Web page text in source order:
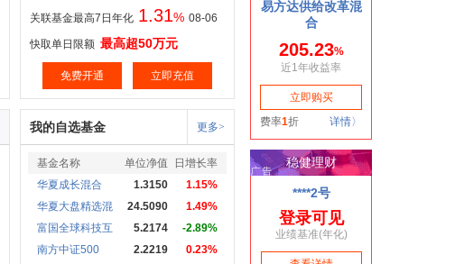
关联基金最高7日年化 1.31% 08-06
快取单日限额 最高超50万元
免费开通 立即充值
我的自选基金 更多>
基金名称 单位净值
日增长率
华夏成长混合
1.3150
1.15%
华夏大盘精选混
24.5090
1.49%
富国全球科技互
5.2174
-2.89%
南方中证500
2.2219
0.23%